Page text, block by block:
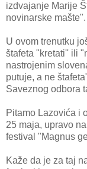
izdvajanje Marije
novinarske mašte".
U ovom trenutku
štafeta "kretati'' ili
nastrojenim
putuje, a ne
Saveznog odbora
Pitamo Lazovića i
25 maja, upravo
festival "Magnus
Kaže da je za taj